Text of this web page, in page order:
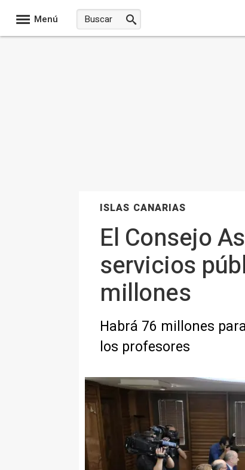
Menú
ISLAS CANARIAS
El Consejo
servicios
millones
Habrá 76 millones
los profesores